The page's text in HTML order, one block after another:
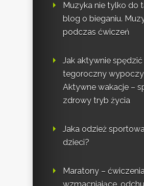
Muzyka nie tylko do
blog o bieganiu.
podczas ćwiczeń
Jak aktywnie spędzić
tegoroczny
Aktywne wakacje –
zdrowy tryb życia
Jaka odzież
dzieci?
Maratony –